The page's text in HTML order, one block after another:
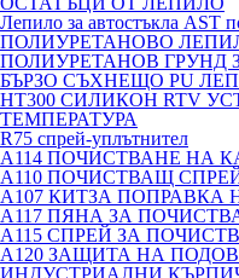
Лепило за автостъкла AST
ПОЛИУРЕТАНОВО
ПОЛИУРЕТАНОВ ГРУНД
БЪРЗО СЪХНЕЩО PU
HT300 СИЛИКОН RTV
ТЕМПЕРАТУРА
R75 спрей-уплътнител
A114 ПОЧИСТВАНЕ НА
A110 ПОЧИСТВАЩ
A107 КИТЗА ПОПРАВКА
A117 ПЯНА ЗА
A115 СПРЕЙ ЗА
A120 ЗАЩИТА НА